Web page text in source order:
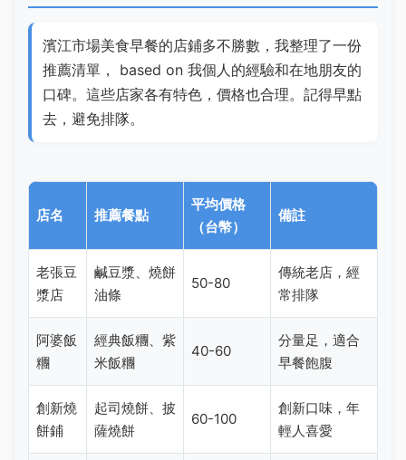
濱江市場美食早餐的店鋪多不勝數，我整理了一份
推薦清單， based on 我個人的經驗和在地朋友的
口碑。這些店家各有特色，價格也合理。記得早點
去，避免排隊。
店名 推薦餐點
平均價格
（台幣）
備註
老張豆
漿店
鹹豆漿、燒餅
油條
50-80
傳統老店，經
常排隊
阿婆飯
糰
經典飯糰、紫
米飯糰
40-60
分量足，適合
早餐飽腹
創新燒
餅鋪
起司燒餅、披
薩燒餅
60-100
創新口味，年
輕人喜愛